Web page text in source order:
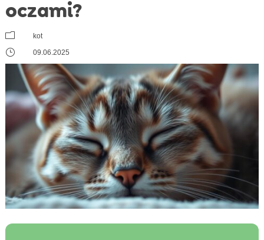
oczami?
m kot
} 09.06.2025